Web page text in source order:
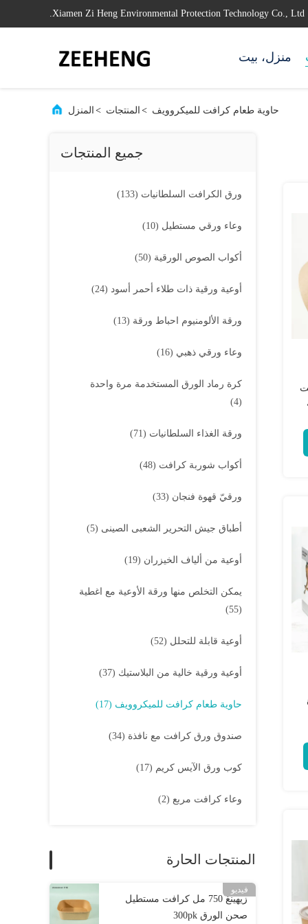
Xiamen Zi Heng Environmental Protection Technology Co., Ltd.
منزل، بيت
المنزل > المنتجات > حاوية طعام كرافت للميكروويف
جميع المنتجات
ورق الكرافت السلطانيات (133)
وعاء ورقي مستطيل (10)
أكواب الصوص الورقية (50)
أوعية ورقية ذات طلاء أحمر أسود (24)
ورقة الألومنيوم احباط ورقة (13)
وعاء ورقي ذهبي (16)
كرة رماد الورق المستخدمة مرة واحدة
(4)
ورقة الغذاء السلطانيات (71)
أكواب شوربة كرافت (48)
ورقيّ قهوة فنجان (33)
أطباق جيش التحرير الشعبى الصينى (5)
أوعية من ألياف الخيزران (19)
يمكن التخلص منها ورقة الأوعية مع اغطية
(55)
أوعية قابلة للتحلل (52)
أوعية ورقية خالية من البلاستيك (37)
حاوية طعام كرافت للميكروويف (17)
صندوق ورق كرافت مع نافذة (34)
كوب ورق الآيس كريم (17)
وعاء كرافت مربع (2)
المنتجات الحارة
فيديو
زيهينغ 750 مل كرافت مستطيل
صحن الورق 300pk